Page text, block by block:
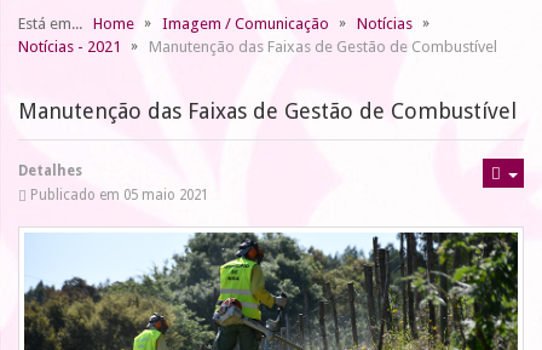
Está em... Home Imagem / Comunicação
Notícias
Notícias - 2021
Manutenção das Faixas de Gestão de Combustível
Manutenção das Faixas de Gestão de Combustível
Detalhes
Publicado em 05 maio 2021